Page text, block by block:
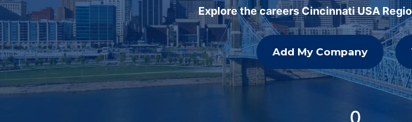
Explore the careers Cincinnati USA
Add My Company
0